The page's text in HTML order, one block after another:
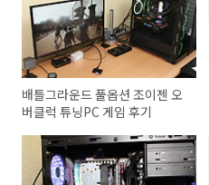
배틀그라운드 풀옵션 조이젠 오
버클럭 튜닝PC 게임 후기